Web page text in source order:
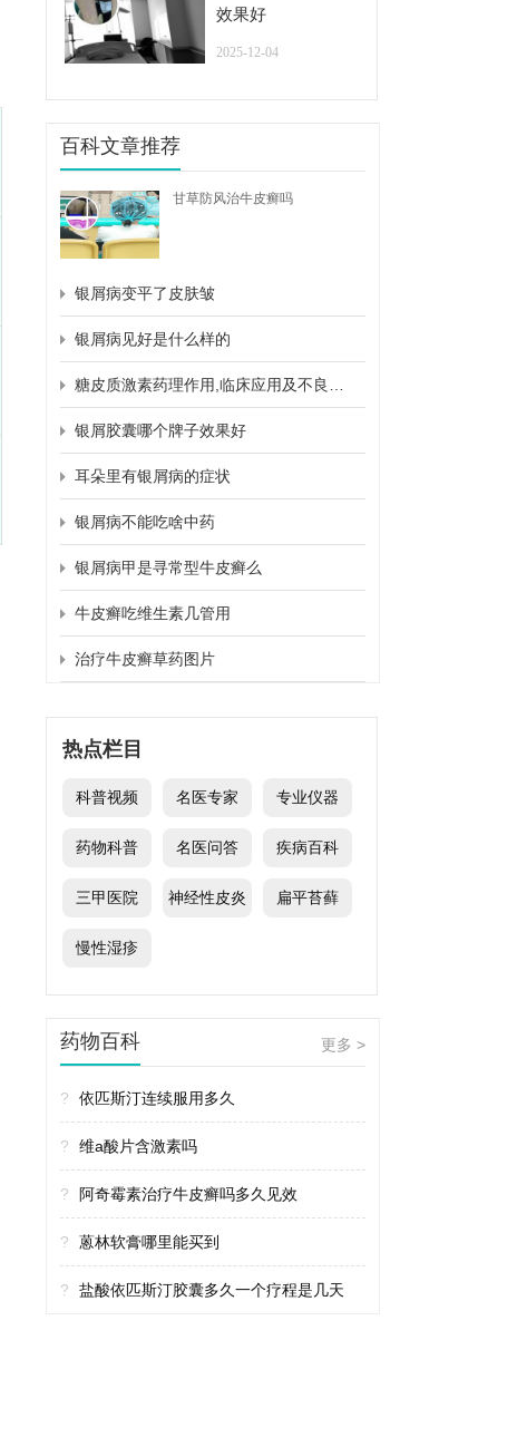
效果好
2025-12-04
百科文章推荐
甘草防风治牛皮癣吗
银屑病变平了皮肤皱
银屑病见好是什么样的
银屑胶囊哪个牌子效果好
耳朵里有银屑病的症状
银屑病不能吃啥中药
银屑病甲是寻常型牛皮癣么
牛皮癣吃维生素几管用
治疗牛皮癣草药图片
热点栏目
科普视频 名医专家 专业仪器
药物科普 名医问答 疾病百科
三甲医院 神经性皮炎 扁平苔藓
慢性湿疹
药物百科 更多 >
? 依匹斯汀连续服用多久
? 维a酸片含激素吗
? 阿奇霉素治疗牛皮癣吗多久见效
? 蒽林软膏哪里能买到
? 盐酸依匹斯汀胶囊多久一个疗程是几天